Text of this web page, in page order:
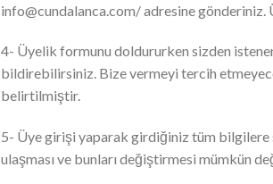
info@cundalanca.com/ adresine gönderiniz.
4- Üyelik formunu doldururken sizden
bildirebilirsiniz. Bize vermeyi tercih
belirtilmiştir.
5- Üye girişi yaparak girdiğiniz tüm
ulaşması ve bunları değiştirmesi mümkün